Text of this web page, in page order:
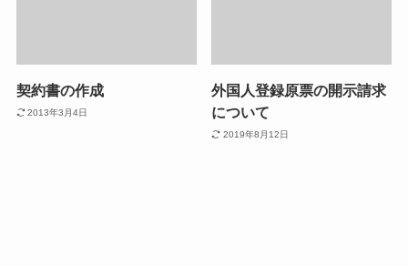
契約書の作成
2013年3月4日
外国人登録原票の開示請求
について
2019年8月12日